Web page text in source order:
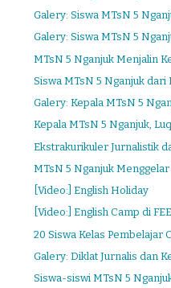
Galery: Siswa MTsN 5
Galery: Siswa MTsN 5
MTsN 5 Nganjuk Menjalin
Siswa MTsN 5 Nganjuk dari
Galery: Kepala MTsN 5
Kepala MTsN 5 Nganjuk,
Ekstrakurikuler Jurnalistik
MTsN 5 Nganjuk Menggelar
[Video:] English Holiday
[Video:] English Camp di
20 Siswa Kelas Pembelajar
Galery: Diklat Jurnalis dan
Siswa-siswi MTsN 5